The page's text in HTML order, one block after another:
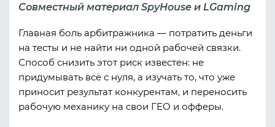
Совместный материал SpyHouse и LGaming
Главная боль арбитражника — потратить деньги
на тесты и не найти ни одной рабочей связки.
Способ снизить этот риск известен: не
придумывать всё с нуля, а изучать то, что уже
приносит результат конкурентам, и переносить
рабочую механику на свои ГЕО и офферы.